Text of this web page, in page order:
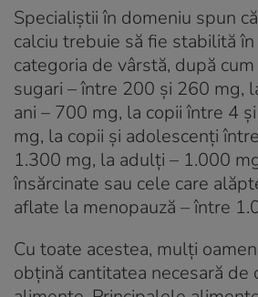
Specialiștii în domeniu spun
calciu trebuie să fie stabilită
categoria de vârstă, după
sugari – între 200 și 260 mg,
ani – 700 mg, la copii între 4
mg, la copii și adolescenți
1.300 mg, la adulți – 1.000
însărcinate sau cele care
aflate la menopauză – între
Cu toate acestea, mulți
obțină cantitatea necesară de